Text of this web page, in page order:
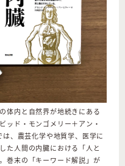
体内と自然界が地続きにある
ッド・モンゴメリー＋アン・
、農芸化学や地質学、医学に
た人間の内臓における「人と
巻末の「キーワード解説」が